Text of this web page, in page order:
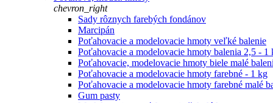
chevron_right
Sady rôznych farebých fondánov
Marcipán
Poťahovacie a modelovacie hmoty veľké balenie
Poťahovacie a modelovacie hmoty balenia 2,5 - 1
Poťahovacie, modelovacie hmoty biele malé
Poťahovacie a modelovacie hmoty farebné - 1 kg
Poťahovacie a modelovacie hmoty farebné malé
Gum pasty